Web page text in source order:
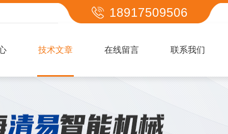
18917509506
技术文章 在线留言 联系我们